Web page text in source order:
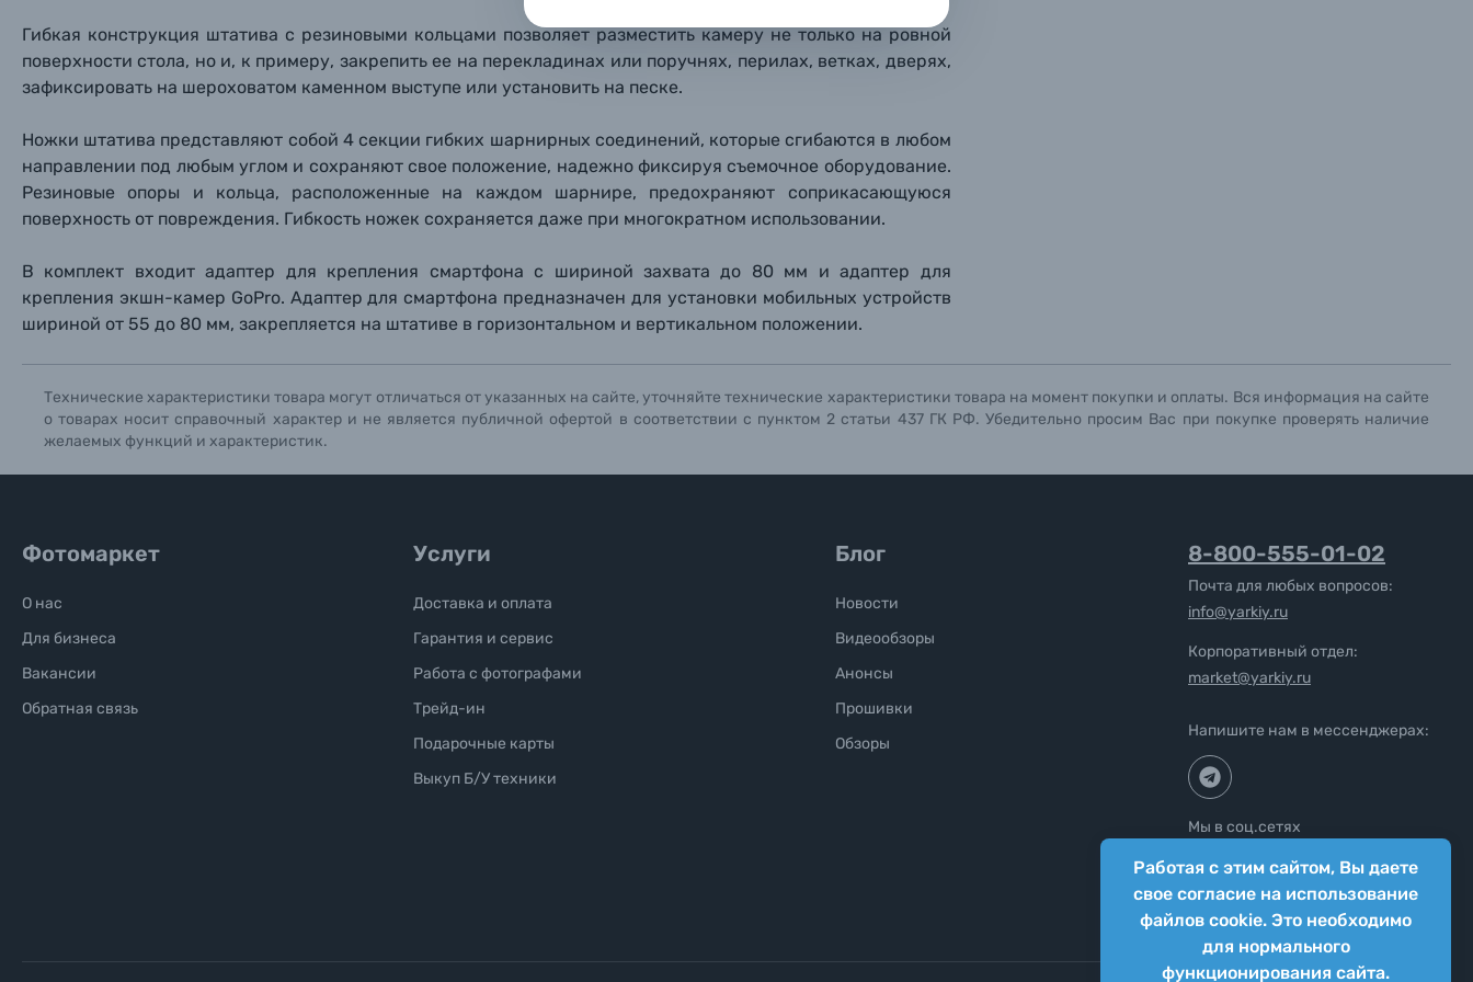
Прикрепить файл
Отправить вопрос
Прикрепить файл
Отправить вопрос
Фотоальбомы
Солнцезащитные очки
Б/У фототехника (Комиссионные товары)
Уценённые товары
Гибкая конструкция штатива с резиновыми кольцами позволяет разместить камеру не только на ровной
поверхности стола, но и, к примеру, закрепить ее на перекладинах или поручнях, перилах, ветках, дверях,
зафиксировать на шероховатом каменном выступе или установить на песке.
Ножки штатива представляют собой 4 секции гибких шарнирных соединений, которые сгибаются в любом
направлении под любым углом и сохраняют свое положение, надежно фиксируя съемочное оборудование.
Резиновые опоры и кольца, расположенные на каждом шарнире, предохраняют соприкасающуюся
поверхность от повреждения. Гибкость ножек сохраняется даже при многократном использовании.
В комплект входит адаптер для крепления смартфона с шириной захвата до 80 мм и адаптер для
крепления экшн-камер GoPro. Адаптер для смартфона предназначен для установки мобильных устройств
шириной от 55 до 80 мм, закрепляется на штативе в горизонтальном и вертикальном положении.
Технические характеристики товара могут отличаться от указанных на сайте, уточняйте технические характеристики товара на момент покупки и оплаты. Вся информация на сайте
о товарах носит справочный характер и не является публичной офертой в соответствии с пунктом 2 статьи 437 ГК РФ. Убедительно просим Вас при покупке проверять наличие
желаемых функций и характеристик.
Работая с этим сайтом, Вы даете
свое согласие на использование
файлов cookie. Это необходимо
для нормального
функционирования сайта.
Прикрепить файл
Отправить вопрос
Фотомаркет
О нас
Для бизнеса
Вакансии
Обратная связь
Услуги
Доставка и оплата
Гарантия и сервис
Работа с фотографами
Трейд-ин
Подарочные карты
Выкуп Б/У техники
Блог
Новости
Видеообзоры
Анонсы
Прошивки
Обзоры
8-800-555-01-02
Почта для любых вопросов:
info@yarkiy.ru
Корпоративный отдел:
market@yarkiy.ru
Напишите нам в мессенджерах:
Мы в соц.сетях